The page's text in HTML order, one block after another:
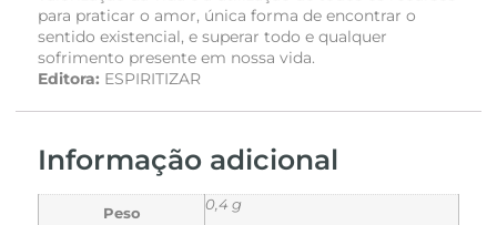
para praticar o amor, única forma de encontrar o
sentido existencial, e superar todo e qualquer
sofrimento presente em nossa vida.
Editora: ESPIRITIZAR
Informação adicional
Peso
0,4 g